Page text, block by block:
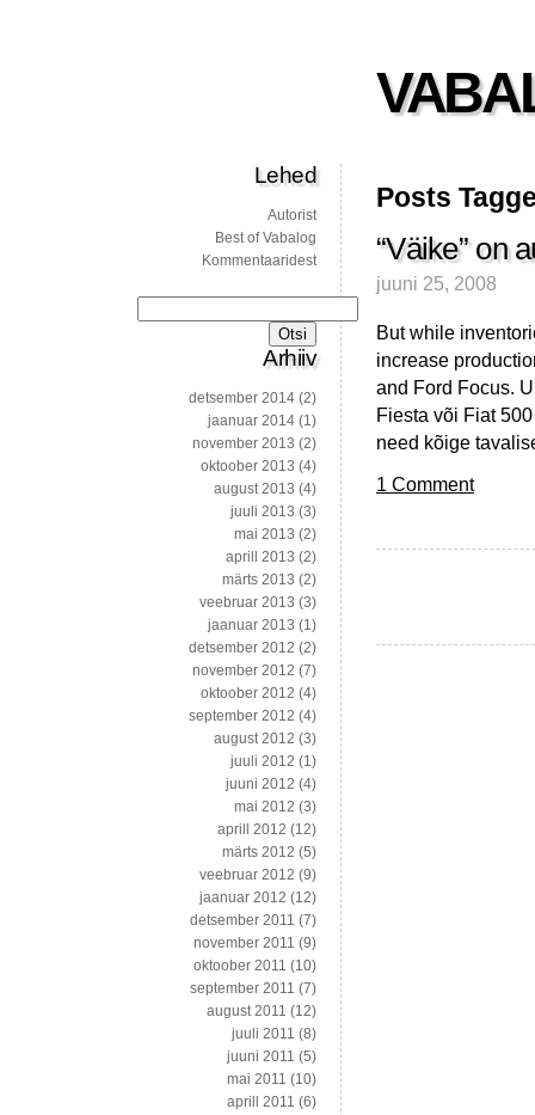
Posts
“Väike” on
juuni 25, 2008
But while
increase
and Ford Focus.
Fiesta või Fiat
need kõige
1 Comment
Lehed
Autorist
Best of Vabalog
Kommentaaridest
Arhiiv
detsember 2014 (2)
jaanuar 2014 (1)
november 2013 (2)
oktoober 2013 (4)
august 2013 (4)
juuli 2013 (3)
mai 2013 (2)
aprill 2013 (2)
märts 2013 (2)
veebruar 2013 (3)
jaanuar 2013 (1)
detsember 2012 (2)
november 2012 (7)
oktoober 2012 (4)
september 2012 (4)
august 2012 (3)
juuli 2012 (1)
juuni 2012 (4)
mai 2012 (3)
aprill 2012 (12)
märts 2012 (5)
veebruar 2012 (9)
jaanuar 2012 (12)
detsember 2011 (7)
november 2011 (9)
oktoober 2011 (10)
september 2011 (7)
august 2011 (12)
juuli 2011 (8)
juuni 2011 (5)
mai 2011 (10)
aprill 2011 (6)